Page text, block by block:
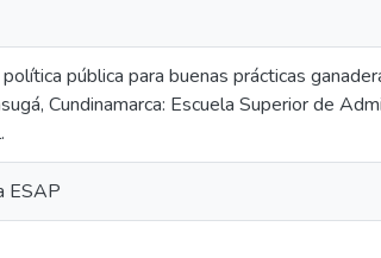
pública para buenas prácticas
Cundinamarca: Escuela Superior de
ESAP